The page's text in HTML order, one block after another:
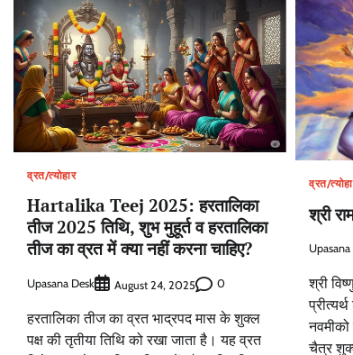
व्रत/त्योहार
Hartalika Teej 2025: हरतालिका
तीज 2025 तिथि, शुभ मुहूर्त व हरतालिका
तीज का व्रत में क्या नहीं करना चाहिए?
Upasana Desk August 24, 2025 0
हरतालिका तीज का व्रत भाद्रपद मास के शुक्ल
पक्ष की तृतीया तिथि को रखा जाता है। यह व्रत
व्रत/
श्री
Upasana
श्री
चैत्र